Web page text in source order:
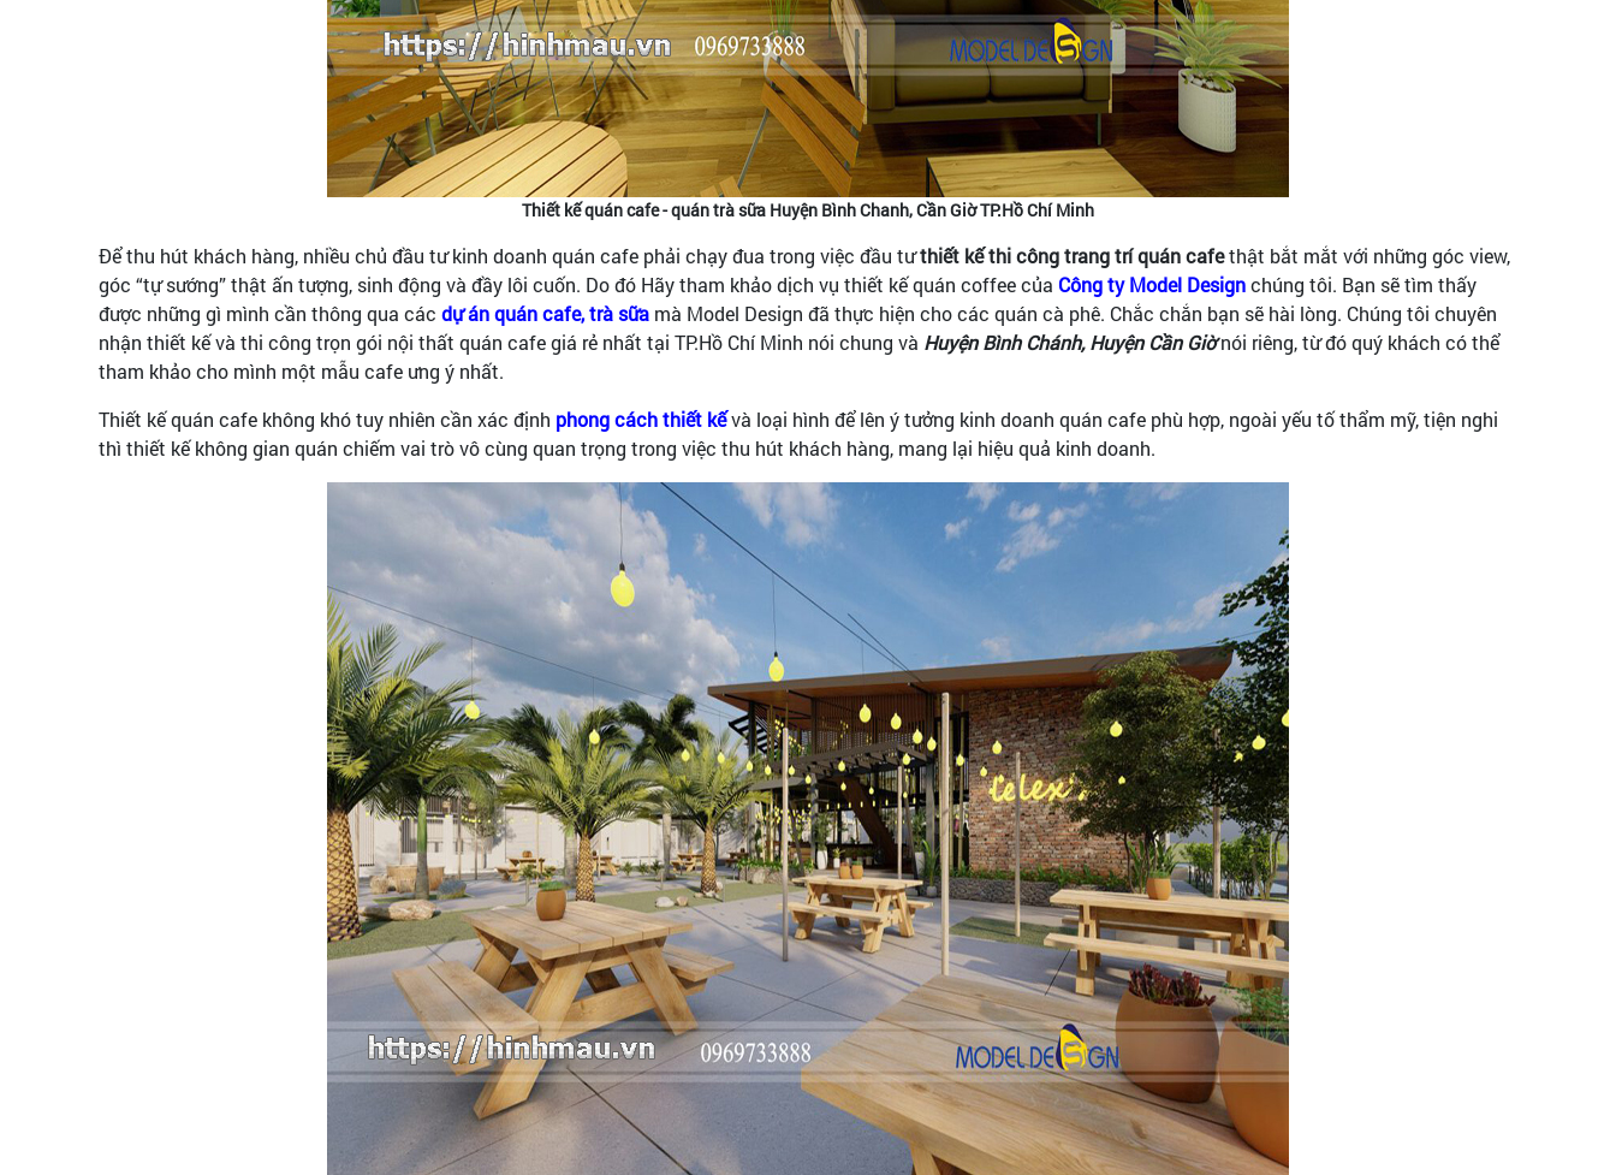
Thiết kế quán cafe - quán trà sữa Huyện Bình Chanh, Cần Giờ TP.Hồ Chí Minh
Để thu hút khách hàng, nhiều chủ đầu tư kinh doanh quán cafe phải chạy đua trong việc đầu tưthiết kế thi công trang trí quán cafethật bắt mắt với những góc view,
góc “tự sướng” thật ấn tượng, sinh động và đầy lôi cuốn. Do đó Hãy tham khảo dịch vụ thiết kế quán coffee của Công ty Model Designchúng tôi. Bạn sẽ tìm thấy
được những gì mình cần thông qua các dự án quán cafe, trà sữa mà Model Design đã thực hiện cho các quán cà phê. Chắc chắn bạn sẽ hài lòng. Chúng tôi chuyên
nhận thiết kế và thi công trọn gói nội thất quán cafe giá rẻ nhất tại TP.Hồ Chí Minh nói chung và Huyện Bình Chánh, Huyện Cần Giờnói riêng, từ đó quý khách có thể
tham khảo cho mình một mẫu cafe ưng ý nhất.
Thiết kế quán cafe không khó tuy nhiên cần xác định phong cách thiết kếvà loại hình để lên ý tưởng kinh doanh quán cafe phù hợp, ngoài yếu tố thẩm mỹ, tiện nghi
thì thiết kế không gian quán chiếm vai trò vô cùng quan trọng trong việc thu hút khách hàng, mang lại hiệu quả kinh doanh.